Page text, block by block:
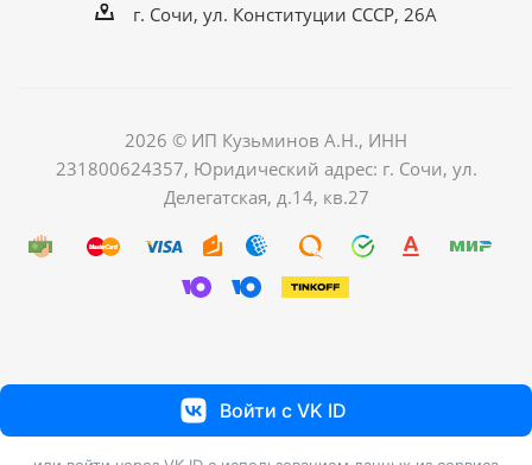
г. Сочи, ул. Конституции СССР, 26А
2026 © ИП Кузьминов А.Н., ИНН
231800624357, Юридический адрес: г. Сочи, ул.
Делегатская, д.14, кв.27
Войти с VK ID